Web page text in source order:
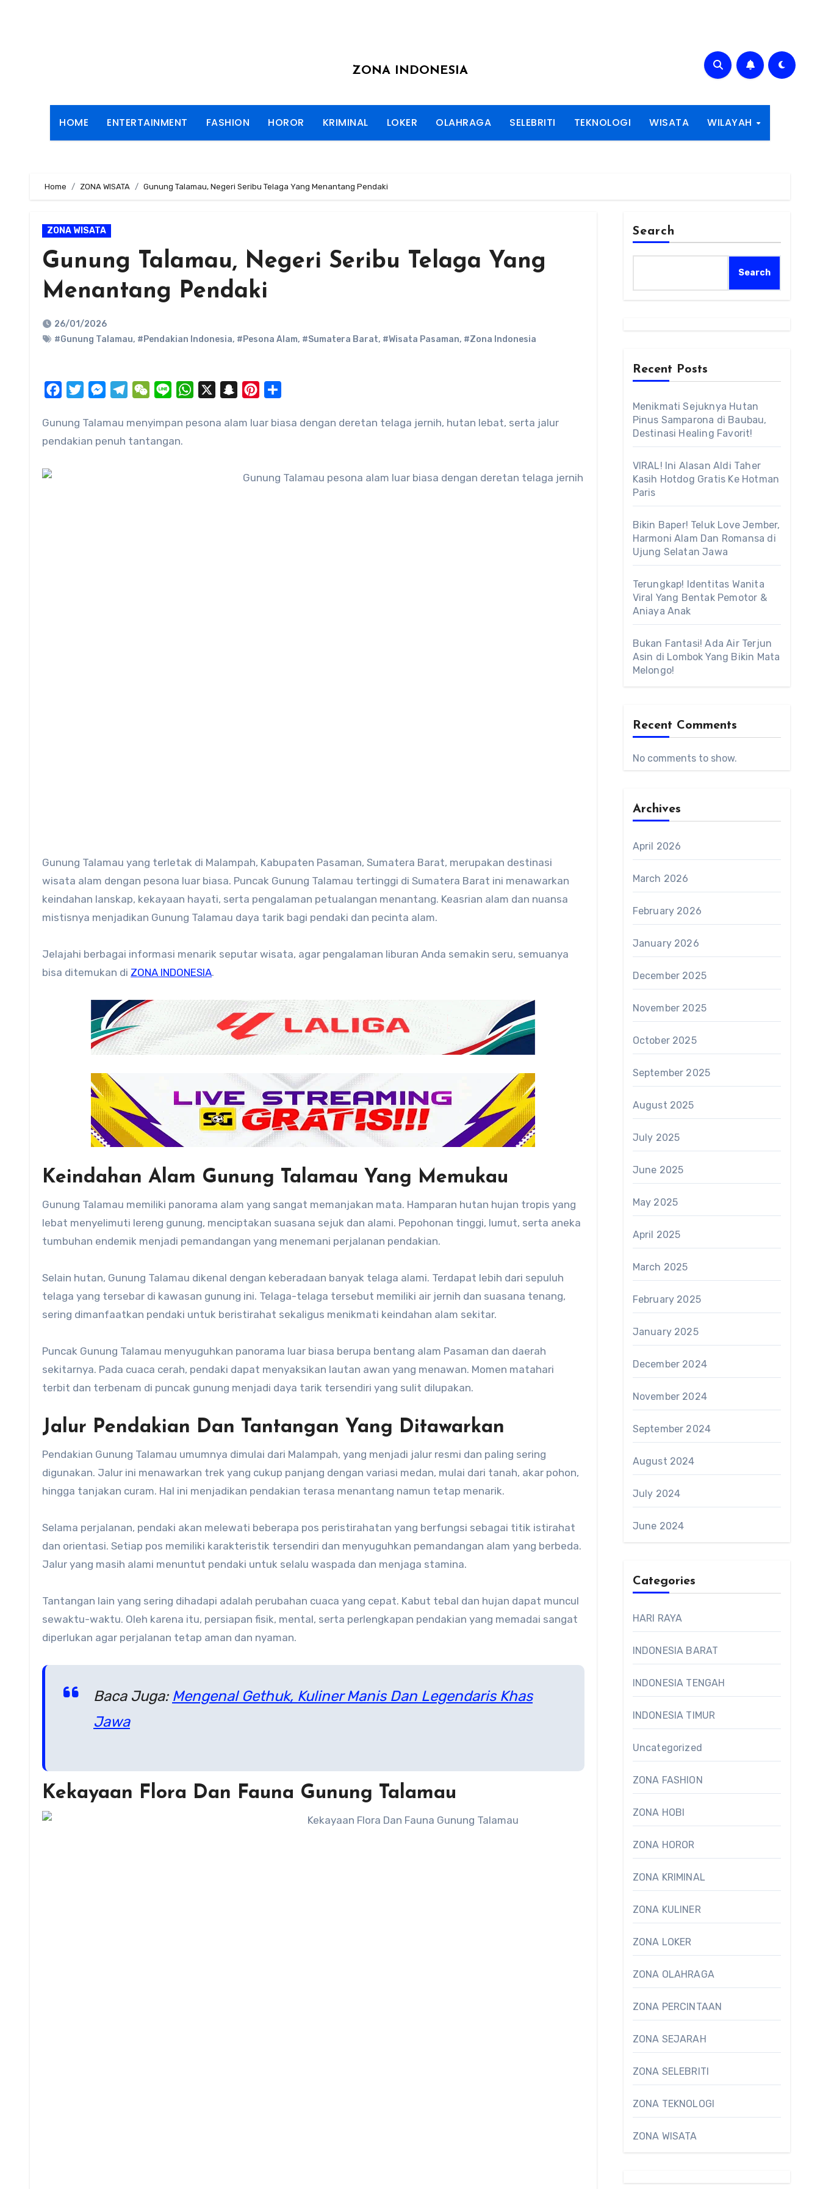
ZONA INDONESIA
HOME ENTERTAINMENT FASHION HOROR KRIMINAL LOKER OLAHRAGA SELEBRITI TEKNOLOGI WISATA WILAYAH
Home ZONA WISATA Gunung Talamau, Negeri Seribu Telaga Yang Menantang Pendaki
ZONA WISATA
Gunung Talamau, Negeri Seribu Telaga Yang
Menantang Pendaki
26/01/2026
#Gunung Talamau, #Pendakian Indonesia, #Pesona Alam, #Sumatera Barat, #Wisata Pasaman, #Zona Indonesia
FacebookTwitterMessengerTelegramWeChat
Line WhatsApp SnapchatPinterest
Gunung Talamau menyimpan pesona alam luar biasa dengan deretan telaga jernih, hutan lebat, serta jalur
pendakian penuh tantangan.
Gunung Talamau yang terletak di Malampah, Kabupaten Pasaman, Sumatera Barat, merupakan destinasi
wisata alam dengan pesona luar biasa. Puncak Gunung Talamau tertinggi di Sumatera Barat ini menawarkan
keindahan lanskap, kekayaan hayati, serta pengalaman petualangan menantang. Keasrian alam dan nuansa
mistisnya menjadikan Gunung Talamau daya tarik bagi pendaki dan pecinta alam.
Jelajahi berbagai informasi menarik seputar wisata, agar pengalaman liburan Anda semakin seru, semuanya
bisa ditemukan di ZONA INDONESIA.
Keindahan Alam Gunung Talamau Yang Memukau
Gunung Talamau memiliki panorama alam yang sangat memanjakan mata. Hamparan hutan hujan tropis yang
lebat menyelimuti lereng gunung, menciptakan suasana sejuk dan alami. Pepohonan tinggi, lumut, serta aneka
tumbuhan endemik menjadi pemandangan yang menemani perjalanan pendakian.
Selain hutan, Gunung Talamau dikenal dengan keberadaan banyak telaga alami. Terdapat lebih dari sepuluh
telaga yang tersebar di kawasan gunung ini. Telaga-telaga tersebut memiliki air jernih dan suasana tenang,
sering dimanfaatkan pendaki untuk beristirahat sekaligus menikmati keindahan alam sekitar.
Puncak Gunung Talamau menyuguhkan panorama luar biasa berupa bentang alam Pasaman dan daerah
sekitarnya. Pada cuaca cerah, pendaki dapat menyaksikan lautan awan yang menawan. Momen matahari
terbit dan terbenam di puncak gunung menjadi daya tarik tersendiri yang sulit dilupakan.
Jalur Pendakian Dan Tantangan Yang Ditawarkan
Pendakian Gunung Talamau umumnya dimulai dari Malampah, yang menjadi jalur resmi dan paling sering
digunakan. Jalur ini menawarkan trek yang cukup panjang dengan variasi medan, mulai dari tanah, akar pohon,
hingga tanjakan curam. Hal ini menjadikan pendakian terasa menantang namun tetap menarik.
Selama perjalanan, pendaki akan melewati beberapa pos peristirahatan yang berfungsi sebagai titik istirahat
dan orientasi. Setiap pos memiliki karakteristik tersendiri dan menyuguhkan pemandangan alam yang berbeda.
Jalur yang masih alami menuntut pendaki untuk selalu waspada dan menjaga stamina.
Tantangan lain yang sering dihadapi adalah perubahan cuaca yang cepat. Kabut tebal dan hujan dapat muncul
sewaktu-waktu. Oleh karena itu, persiapan fisik, mental, serta perlengkapan pendakian yang memadai sangat
diperlukan agar perjalanan tetap aman dan nyaman.
Baca Juga: Mengenal Gethuk, Kuliner Manis Dan Legendaris Khas
Jawa
Kekayaan Flora Dan Fauna Gunung Talamau
Search
Search
Recent Posts
Menikmati Sejuknya Hutan
Pinus Samparona di Baubau,
Destinasi Healing Favorit!
VIRAL! Ini Alasan Aldi Taher
Kasih Hotdog Gratis Ke Hotman
Paris
Bikin Baper! Teluk Love Jember,
Harmoni Alam Dan Romansa di
Ujung Selatan Jawa
Terungkap! Identitas Wanita
Viral Yang Bentak Pemotor &
Aniaya Anak
Bukan Fantasi! Ada Air Terjun
Asin di Lombok Yang Bikin Mata
Melongo!
Recent Comments
No comments to show.
Archives
April 2026
March 2026
February 2026
January 2026
December 2025
November 2025
October 2025
September 2025
August 2025
July 2025
June 2025
May 2025
April 2025
March 2025
February 2025
January 2025
December 2024
November 2024
September 2024
August 2024
July 2024
June 2024
Categories
HARI RAYA
INDONESIA BARAT
INDONESIA TENGAH
INDONESIA TIMUR
Uncategorized
ZONA FASHION
ZONA HOBI
ZONA HOROR
ZONA KRIMINAL
ZONA KULINER
ZONA LOKER
ZONA OLAHRAGA
ZONA PERCINTAAN
ZONA SEJARAH
ZONA SELEBRITI
ZONA TEKNOLOGI
ZONA WISATA